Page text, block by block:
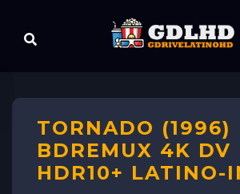
TORNADO (1996)
BDREMUX 4K DV
HDR10+ LATINO-